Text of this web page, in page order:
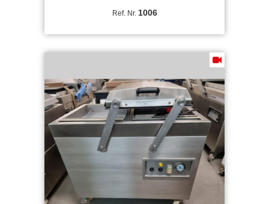
Ref. Nr. 1006